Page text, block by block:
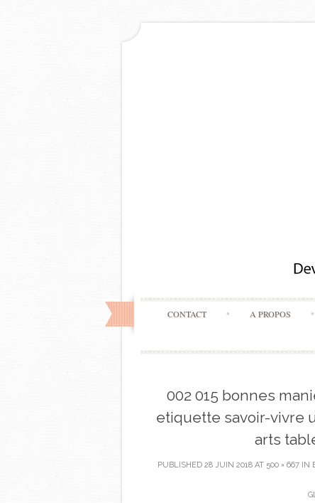
CONTACT A PROPOS
002 015 bonnes
etiquette savoir-vivre
arts
PUBLISHED 28 JUIN 2018AT 500 × 667IN